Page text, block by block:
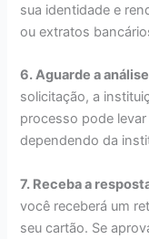
sua identidade e
ou extratos
6. Aguarde a
solicitação, a
processo pode
dependendo da
7. Receba a
você receberá um
seu cartão. Se